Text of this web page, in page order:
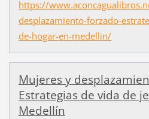
https://
desplazamiento-forzado-
de-hogar-en-medellin/
Mujeres y
Estrategias de vida de
Medellín